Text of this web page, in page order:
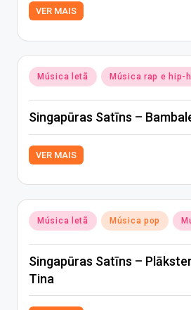
VER MAIS
Posted
in
Música letã Música rap e hip-
Singapūras Satīns –
VER MAIS
Posted
in
Música letã Música pop
Singapūras Satīns –
Tina